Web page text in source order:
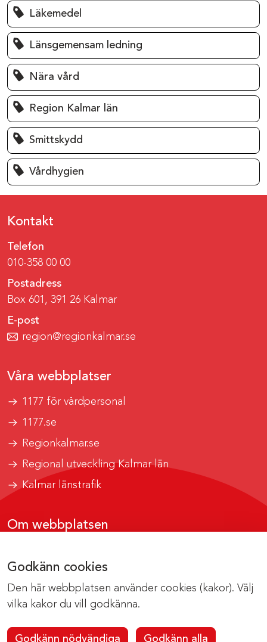
Godkänn cookies
Den här webbplatsen använder cookies (kakor). Välj
vilka kakor du vill godkänna.
Godkänn nödvändiga Godkänn alla
Läkemedel
Länsgemensam ledning
Nära vård
Region Kalmar län
Smittskydd
Vårdhygien
Kontakt
Telefon
010-358 00 00
Postadress
Box 601, 391 26 Kalmar
E-post
region@regionkalmar.se
Våra webbplatser
1177 för vårdpersonal
1177.se
Regionkalmar.se
Regional utveckling Kalmar län
Kalmar länstrafik
Om webbplatsen
Om cookies
Kontakta webbredaktionen